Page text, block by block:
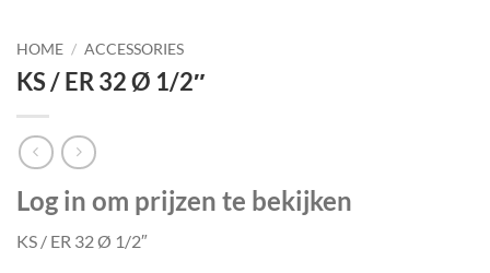
HOME / ACCESSORIES
KS / ER 32 Ø 1/2″
Log in om prijzen te bekijken
KS / ER 32 Ø 1/2″